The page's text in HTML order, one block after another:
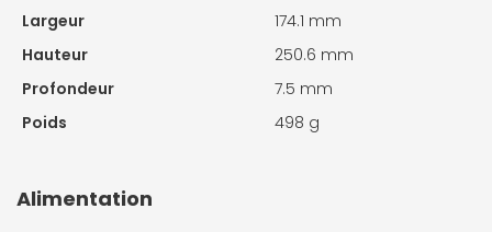
Largeur
174.1 mm
Hauteur
250.6 mm
Profondeur
7.5 mm
Poids
498 g
Alimentation